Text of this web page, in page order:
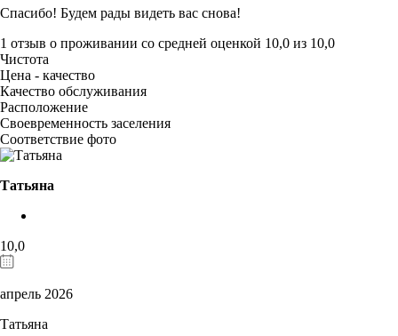
Спасибо! Будем рады видеть вас снова!
1 отзыв о проживании со средней оценкой 10,0 из 10,0
Чистота
Цена - качество
Качество обслуживания
Расположение
Своевременность заселения
Соответствие фото
Татьяна
10,0
апрель 2026
Татьяна